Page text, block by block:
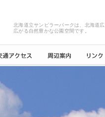
北海道立サンピラーパークは、北海道
広がる自然豊かな公園空間です。